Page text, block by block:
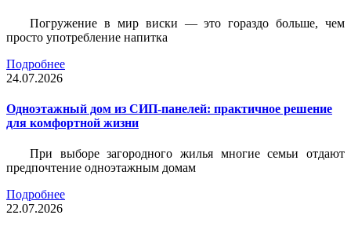
Погружение в мир виски — это гораздо больше, чем
просто употребление напитка
Подробнее
24.07.2026
Одноэтажный дом из СИП-панелей: практичное решение
для комфортной жизни
При выборе загородного жилья многие семьи отдают
предпочтение одноэтажным домам
Подробнее
22.07.2026